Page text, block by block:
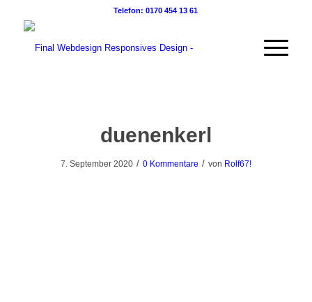
Telefon: 0170 454 13 61
duenenkerl
7. September 2020 / 0 Kommentare / von Rolf67!